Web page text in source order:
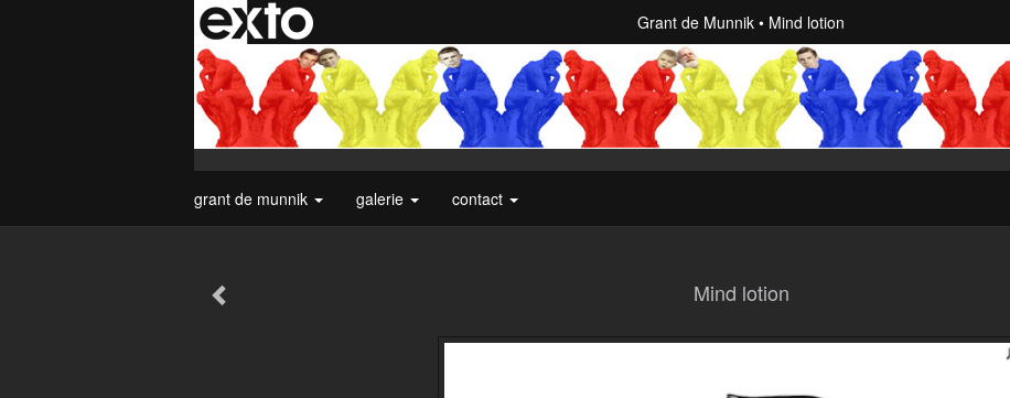
Grant de Munnik Mind lotion
grant de munnik galerie contact
Mind lotion